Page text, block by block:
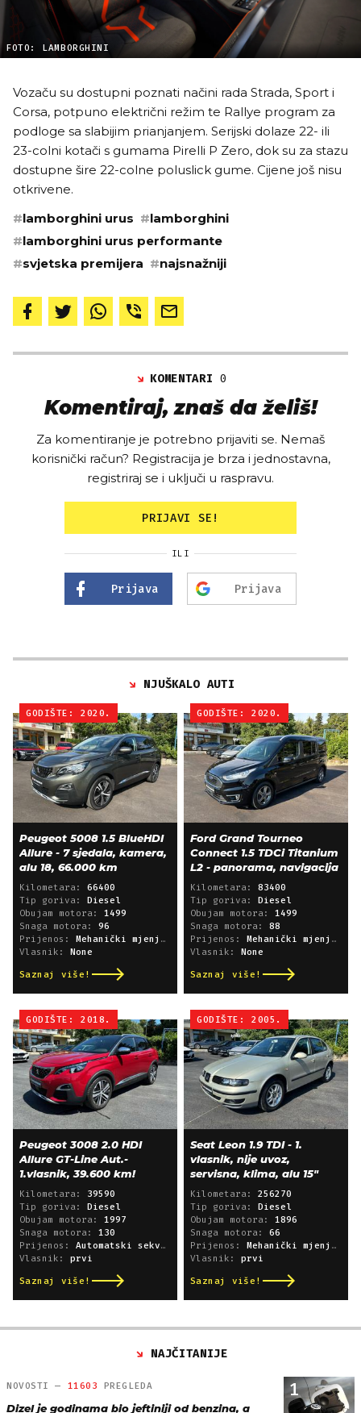
FOTO: LAMBORGHINI
Vozaču su dostupni poznati načini rada Strada, Sport i
Corsa, potpuno električni režim te Rallye program za
podloge sa slabijim prianjanjem. Serijski dolaze 22- ili
23-colni kotači s gumama Pirelli P Zero, dok su za stazu
dostupne šire 22-colne poluslick gume. Cijene još nisu
otkrivene.
#lamborghini urus #lamborghini
#lamborghini urus performante
#svjetska premijera #najsnažniji
KOMENTARI0
Komentiraj, znaš da želiš!
Za komentiranje je potrebno prijaviti se. Nemaš
korisnički račun? Registracija je brza i jednostavna,
registriraj se i uključi u raspravu.
PRIJAVI SE!
ILI
Prijava Prijava
NJUŠKALO AUTI
GODIŠTE: 2020.
Peugeot 5008 1.5 BlueHDI
Allure - 7 sjedala, kamera,
alu 18, 66.000 km
Kilometara: 66400
Tip goriva: Diesel
Obujam motora: 1499
Snaga motora: 96
Prijenos: Mehanički mjenjač
Vlasnik: None
Saznaj više!
GODIŠTE: 2020.
Ford Grand Tourneo
Connect 1.5 TDCi Titanium
L2 - panorama, navigacija
Kilometara: 83400
Tip goriva: Diesel
Obujam motora: 1499
Snaga motora: 88
Prijenos: Mehanički mjenjač
Vlasnik: None
Saznaj više!
GODIŠTE: 2018.
Peugeot 3008 2.0 HDI
Allure GT-Line Aut.-
1.vlasnik, 39.600 km!
Kilometara: 39590
Tip goriva: Diesel
Obujam motora: 1997
Snaga motora: 130
Prijenos: Automatski sekvencijski
Vlasnik: prvi
Saznaj više!
GODIŠTE: 2005.
Seat Leon 1.9 TDI - 1.
vlasnik, nije uvoz,
servisna, klima, alu 15"
Kilometara: 256270
Tip goriva: Diesel
Obujam motora: 1896
Snaga motora: 66
Prijenos: Mehanički mjenjač
Vlasnik: prvi
Saznaj više!
NAJČITANIJE
1
NOVOSTI — 11603 PREGLEDA
Dizel je godinama bio jeftiniji od benzina, a